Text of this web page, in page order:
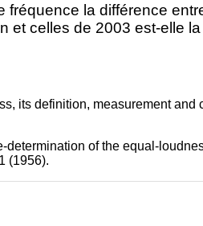
fréquence la différence
et celles de 2003 est-elle
its definition, measurement and
determination of the equal-
(1956).